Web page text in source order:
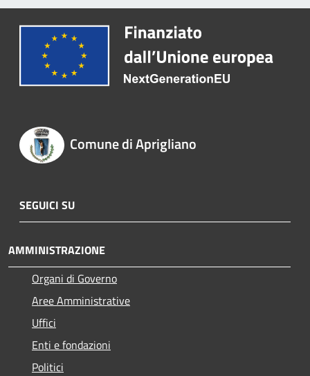
Comune di Aprigliano
SEGUICI SU
AMMINISTRAZIONE
Organi di Governo
Aree Amministrative
Uffici
Enti e fondazioni
Politici